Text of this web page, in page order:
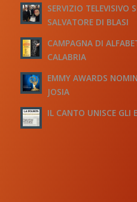
SERVIZIO TELEVISIVO
SALVATORE DI BLASI
CAMPAGNA DI
CALABRIA
EMMY AWARDS
JOSIA
IL CANTO UNISCE GLI